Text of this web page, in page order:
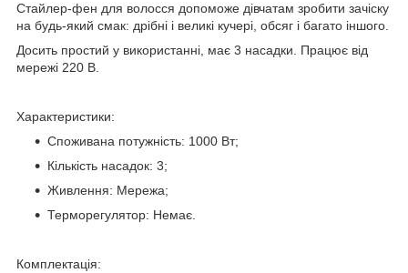
Стайлер-фен для волосся допоможе дівчатам зробити зачіску
на будь-який смак: дрібні і великі кучері, обсяг і багато іншого.
Досить простий у використанні, має 3 насадки. Працює від
мережі 220 В.
Характеристики:
Споживана потужність: 1000 Вт;
Кількість насадок: 3;
Живлення: Мережа;
Терморегулятор: Немає.
Комплектація: